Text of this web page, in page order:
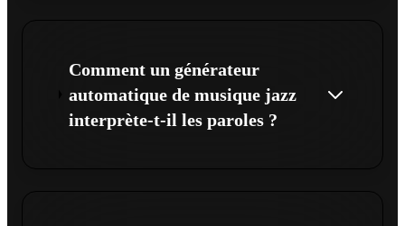
Comment un générateur
automatique de musique jazz
interprète-t-il les paroles ?